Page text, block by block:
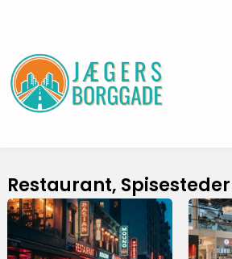
Restaurant, Spisesteder